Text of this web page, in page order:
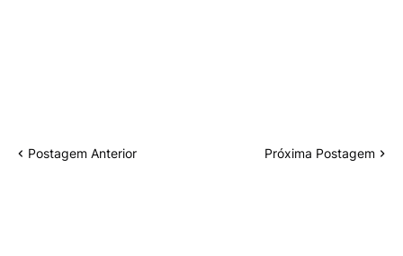
Postagem Anterior Próxima Postagem